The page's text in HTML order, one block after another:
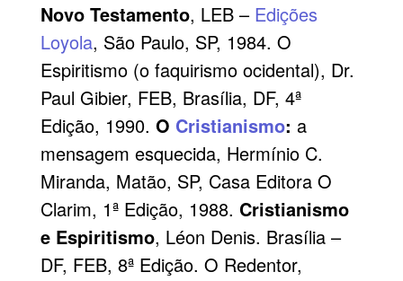
Novo Testamento, LEB – Edições
Loyola, São Paulo, SP, 1984. O
Espiritismo (o faquirismo ocidental), Dr.
Paul Gibier, FEB, Brasília, DF, 4ª
Edição, 1990. O Cristianismo: a
mensagem esquecida, Hermínio C.
Miranda, Matão, SP, Casa Editora O
Clarim, 1ª Edição, 1988. Cristianismo
e Espiritismo, Léon Denis. Brasília –
DF, FEB, 8ª Edição. O Redentor,